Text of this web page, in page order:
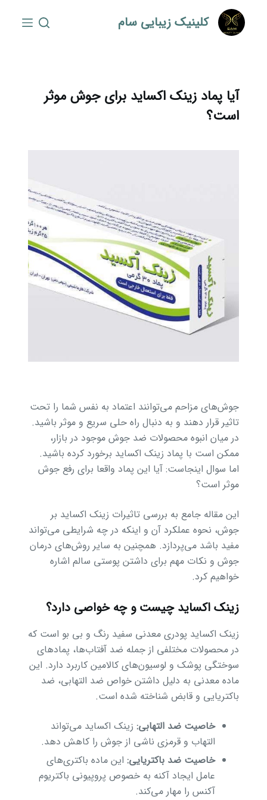
کلینیک زیبایی سام
آیا پماد زینک اکساید برای جوش موثر
است؟
جوش‌های مزاحم می‌توانند اعتماد به نفس شما را تحت
تاثیر قرار دهند و به دنبال راه حلی سریع و موثر باشید.
در میان انبوه محصولات ضد جوش موجود در بازار،
ممکن است با پماد زینک اکساید برخورد کرده باشید.
اما سوال اینجاست: آیا این پماد واقعا برای رفع جوش
موثر است؟
این مقاله جامع به بررسی تاثیرات زینک اکساید بر
جوش، نحوه عملکرد آن و اینکه در چه شرایطی می‌تواند
مفید باشد می‌پردازد. همچنین به سایر روش‌های درمان
جوش و نکات مهم برای داشتن پوستی سالم اشاره
خواهیم کرد.
زینک اکساید چیست و چه خواصی دارد؟
زینک اکساید پودری معدنی سفید رنگ و بی بو است که
در محصولات مختلفی از جمله ضد آفتاب‌ها، پمادهای
سوختگی پوشک و لوسیون‌های کالامین کاربرد دارد. این
ماده معدنی به دلیل داشتن خواص ضد التهابی، ضد
باکتریایی و قابض شناخته شده است.
خاصیت ضد التهابی:زینک اکساید می‌تواند
التهاب و قرمزی ناشی از جوش را کاهش دهد.
خاصیت ضد باکتریایی:این ماده باکتری‌های
عامل ایجاد آکنه به خصوص پروپیونی باکتریوم
آکنس را مهار می‌کند.